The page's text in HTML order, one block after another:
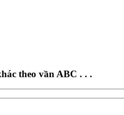
theo vần ABC . . .